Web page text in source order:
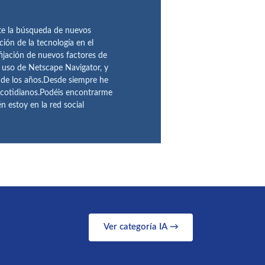
la búsqueda de nuevos
de la tecnología en el
de nuevos factores de
de Netscape Navigator, y
los años.Desde siempre he
encontrarme
estoy en la red social
Ver categoría IA →